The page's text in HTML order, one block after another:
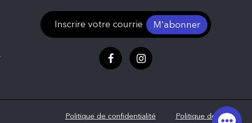
M'abonner
Politique de confidentialité Politique de vie